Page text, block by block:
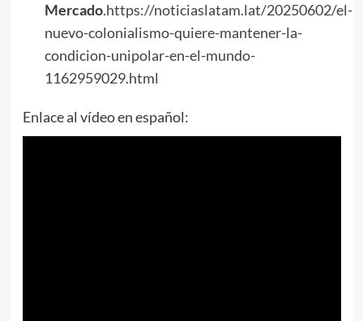
Mercado.https://noticiaslatam.lat/20250602/el-
nuevo-colonialismo-quiere-mantener-la-
condicion-unipolar-en-el-mundo-
1162959029.html
Enlace al vídeo en español: